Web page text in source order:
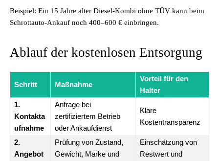
Beispiel: Ein 15 Jahre alter Diesel-Kombi ohne TÜV kann beim
Schrottauto-Ankauf noch 400–600 € einbringen.
Ablauf der kostenlosen Entsorgung
Schritt Maßnahme
Vorteil für den
Halter
1.
Kontakta
ufnahme
Anfrage bei
zertifiziertem Betrieb
oder Ankaufdienst
Klare
Kostentransparenz
2.
Angebot
Prüfung von Zustand,
Gewicht, Marke und
Einschätzung von
Restwert und